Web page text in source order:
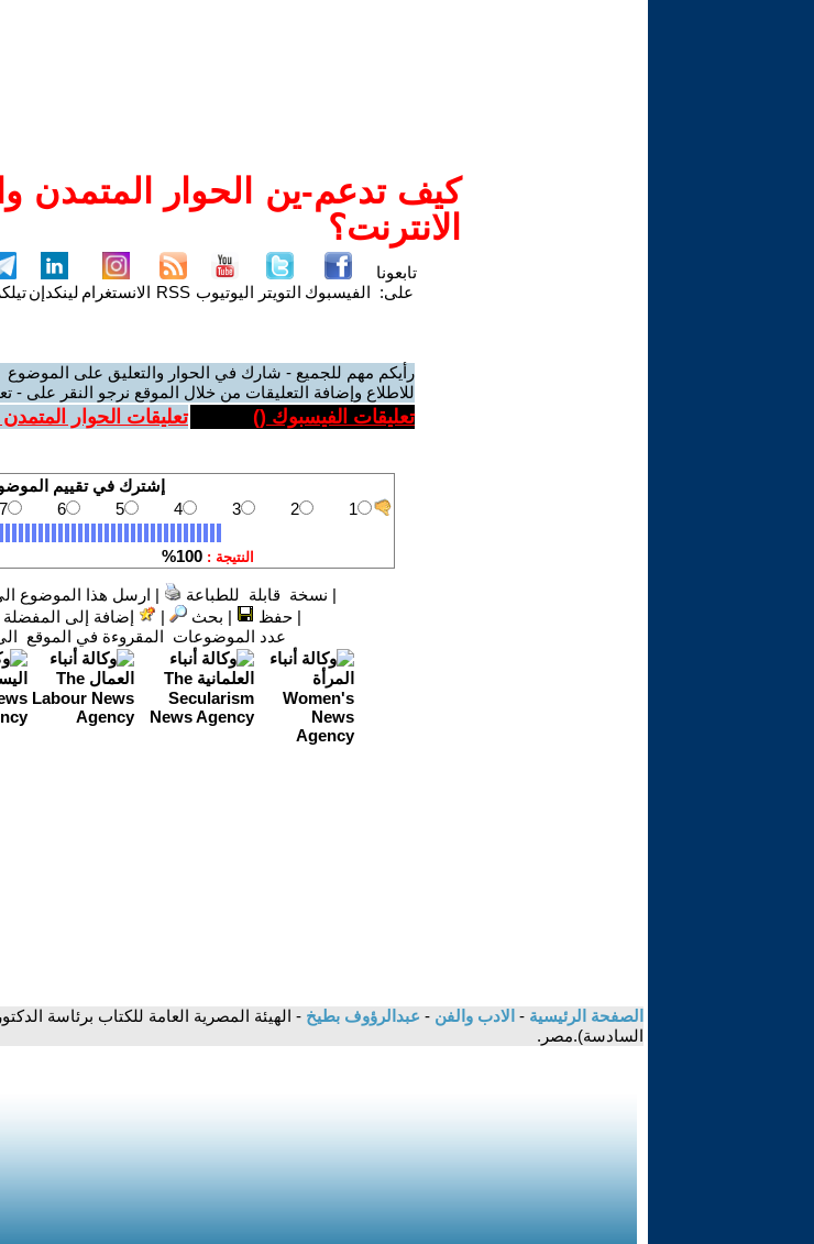
كيف تدعم-ين الحوار المتمدن
الانترنت؟
تابعونا
على: الفيسبوك التويتر اليوتيوب RSS الانستغرام لينكدإن
رأيكم مهم للجميع - شارك في الحوار والتعليق على الموضوع
للاطلاع وإضافة التعليقات من خلال الموقع نرجو النقر على -
تعليقات الفيسبوك () تعليقات الحوار
| نسخة قابلة للطباعة | ارسل هذا الموضوع
|حفظ | بحث | إضافة إلى المفضلة
عدد الموضوعات المقروءة في الموقع
الصفحة الرئيسية - الادب والفن - عبدالرؤوف بطيخ - الهيئة المصرية العامة للكتاب برئاسة
السادسة).مصر.